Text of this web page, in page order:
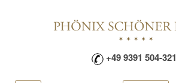
+49 9391 504-321